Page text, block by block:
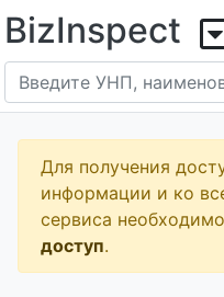
BizInspect
Для получения
информации и ко
сервиса необходимо
доступ.